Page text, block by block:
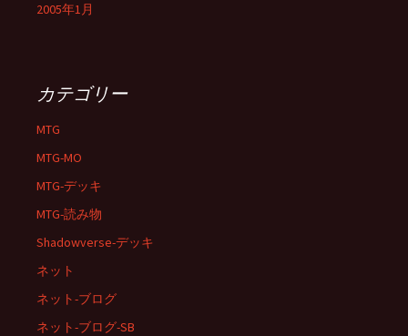
2005年1月
カテゴリー
MTG
MTG-MO
MTG-デッキ
MTG-読み物
Shadowverse-デッキ
ネット
ネット-ブログ
ネット-ブログ-SB